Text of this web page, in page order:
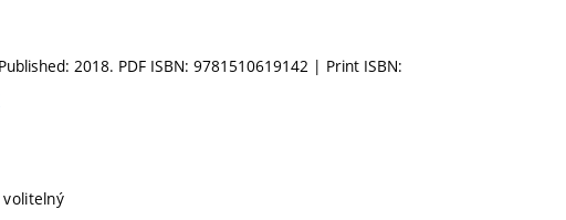
2018. PDF ISBN: 9781510619142 | Print ISBN: